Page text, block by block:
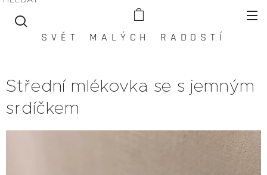
S V Ě T M A L Ý C H R A D O S T Í
Střední mlékovka se s jemným
srdíčkem